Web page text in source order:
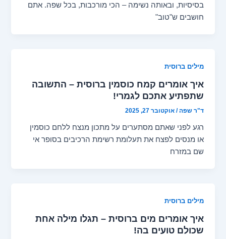
בסיסיות, ובאותה נשימה – הכי מורכבות, בכל שפה. אתם
חושבים ש"טוב"
מילים ברוסית
איך אומרים קמח כוסמין ברוסית – התשובה
שתפתיע אתכם לגמרי!
ד"ר שפה/אוקטובר 27, 2025
רגע לפני שאתם מסתערים על מתכון מנצח ללחם כוסמין
או מנסים לפצח את תעלומת רשימת הרכיבים בסופר אי
שם במזרח
מילים ברוסית
איך אומרים מים ברוסית – תגלו מילה אחת
שכולם טועים בה!